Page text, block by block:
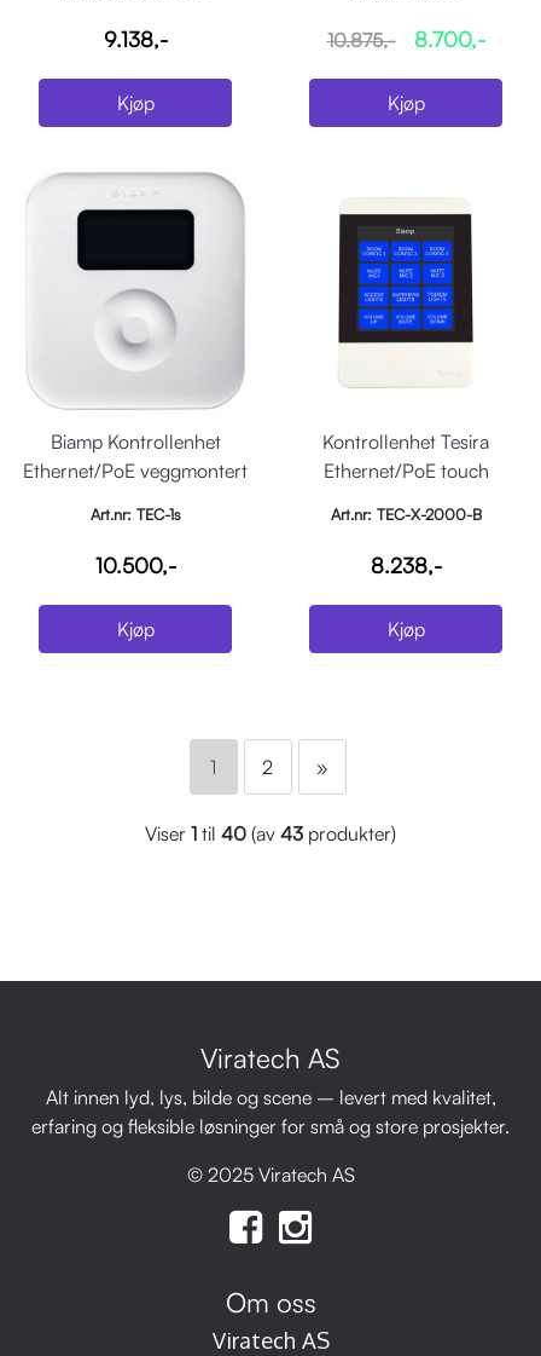
9.138,-
Kjøp
10.875,- 8.700,-
Kjøp
Biamp Kontrollenhet
Ethernet/PoE veggmontert
Art.nr: TEC-1s
10.500,-
Kjøp
Kontrollenhet Tesira
Ethernet/PoE touch
Art.nr: TEC-X-2000-B
8.238,-
Kjøp
1 2 »
Viser 1 til 40 (av 43 produkter)
Viratech AS
Alt innen lyd, lys, bilde og scene – levert med kvalitet,
erfaring og fleksible løsninger for små og store prosjekter.
© 2025 Viratech AS
Om oss
Viratech AS